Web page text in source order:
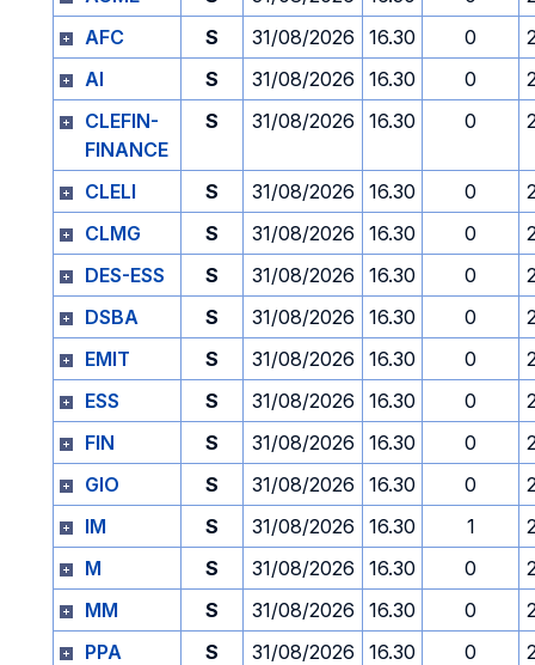
AFC
S 31/08/2026 16.30 0
AI
S 31/08/2026 16.30 0
CLEFIN-
FINANCE
S 31/08/2026 16.30 0
CLELI S 31/08/2026 16.30 0
CLMG
S 31/08/2026 16.30 0
DES-ESS
S 31/08/2026 16.30 0
DSBA
S 31/08/2026 16.30 0
EMIT
S 31/08/2026 16.30 0
ESS
S 31/08/2026 16.30 0
FIN
S 31/08/2026 16.30 0
GIO
S 31/08/2026 16.30 0
IM
S 31/08/2026 16.30 1
M
S 31/08/2026 16.30 0
MM
S 31/08/2026 16.30 0
PPA
S 31/08/2026 16.30 0